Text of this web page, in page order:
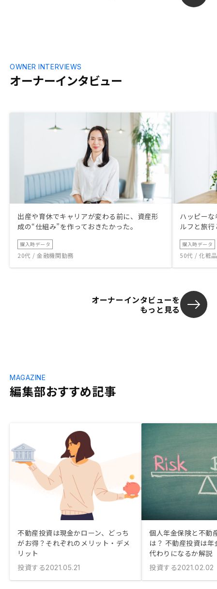
オーナーインタビュー
OWNER INTERVIEWS
出産や育休でキャリアが変わる前に、資産形
成の“仕組み”を作っておきたかった。
購入時データ
20代 / 金融機関勤務
ハッピー
ルフと旅
購入時データ
50代 / 化粧
オーナーインタビューを
もっと見る
編集部おすすめ記事
MAGAZINE
不動産投資は現金かローン、どっち
がお得？それぞれのメリット・デメ
リット
投資する2021.05.21
個人年金保険と不動
は？ 不動産投資は
代わりになるか解説
投資する2021.02.02